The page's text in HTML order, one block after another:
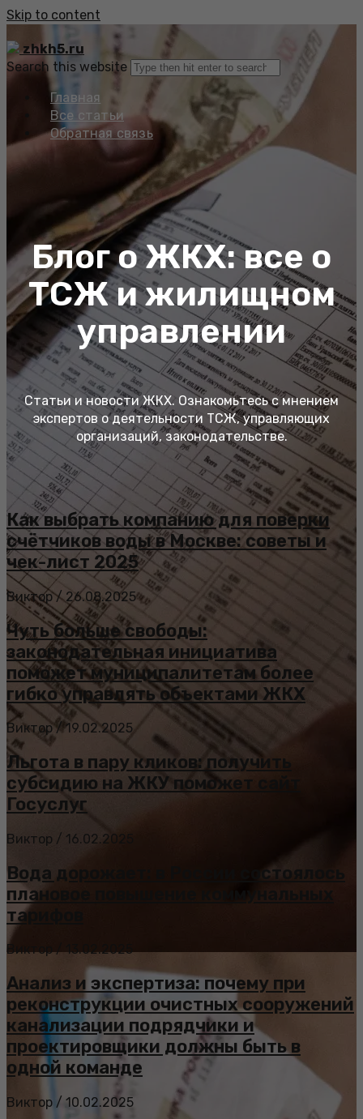
Skip to content
zhkh5.ru
Search this website
Главная
Все статьи
Обратная связь
Блог о ЖКХ: все о
ТСЖ и жилищном
управлении
Статьи и новости ЖКХ. Ознакомьтесь с мнением
экспертов о деятельности ТСЖ, управляющих
организаций, законодательстве.
Как выбрать компанию для поверки
счётчиков воды в Москве: советы и
чек-лист 2025
Виктор / 26.08.2025
Чуть больше свободы:
законодательная инициатива
поможет муниципалитетам более
гибко управлять объектами ЖКХ
Виктор / 19.02.2025
Льгота в пару кликов: получить
субсидию на ЖКУ поможет сайт
Госуслуг
Виктор / 16.02.2025
Вода дорожает: в России состоялось
плановое повышение коммунальных
тарифов
Виктор / 13.02.2025
Анализ и экспертиза: почему при
реконструкции очистных сооружений
канализации подрядчики и
проектировщики должны быть в
одной команде
Виктор / 10.02.2025